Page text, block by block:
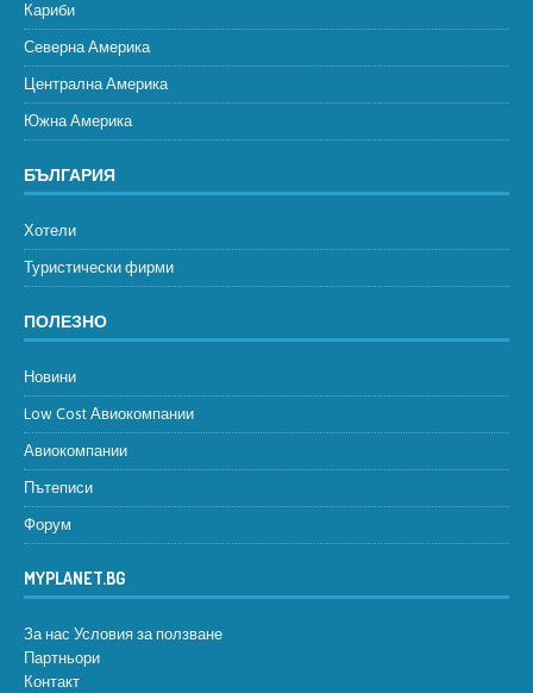
Кариби
Северна Америка
Централна Америка
Южна Америка
БЪЛГАРИЯ
Хотели
Туристически фирми
ПОЛЕЗНО
Новини
Low Cost Авиокомпании
Авиокомпании
Пътеписи
Форум
MYPLANET.BG
За нас Условия за ползване
Партньори
Контакт